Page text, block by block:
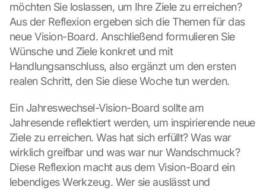
möchten Sie loslassen, um Ihre Ziele zu erreichen?
Aus der Reflexion ergeben sich die Themen für das
neue Vision-Board. Anschließend formulieren Sie
Wünsche und Ziele konkret und mit
Handlungsanschluss, also ergänzt um den ersten
realen Schritt, den Sie diese Woche tun werden.
Ein Jahreswechsel-Vision-Board sollte am
Jahresende reflektiert werden, um inspirierende neue
Ziele zu erreichen. Was hat sich erfüllt? Was war
wirklich greifbar und was war nur Wandschmuck?
Diese Reflexion macht aus dem Vision-Board ein
lebendiges Werkzeug. Wer sie auslässt und